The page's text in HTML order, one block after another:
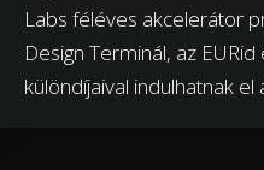
Labs féléves akcelerátor
Design Terminál, az
különdíjaival indulhatnak el